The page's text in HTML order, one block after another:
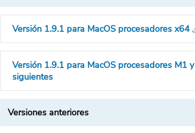
Versión 1.9.1 para MacOS procesadores x64
Versión 1.9.1 para MacOS procesadores M1 y
siguientes
Versiones anteriores